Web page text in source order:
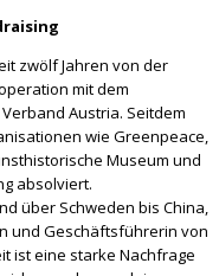
zwölf Jahren von der
mit dem
Austria. Seitdem
wie Greenpeace,
Museum und
absolviert.
über Schweden bis China,
und Geschäftsführerin von
ist eine starke Nachfrage